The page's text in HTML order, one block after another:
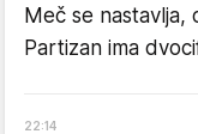
Meč se nastavlja,
Partizan ima
22:14